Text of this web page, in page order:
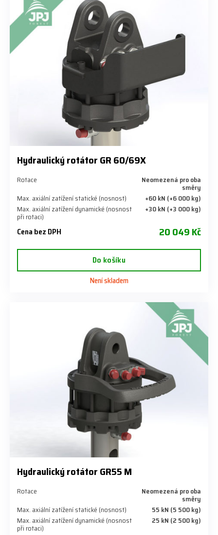
Hydraulický rotátor GR 60/69X
Rotace Neomezená pro oba
směry
Max. axiální zatížení statické (nosnost)
+60 kN (+6 000 kg)
Max. axiální zatížení dynamické (nosnost
při rotaci)
+30 kN (+3 000 kg)
Cena bez DPH 20 049 Kč
Do košíku
Není skladem
Hydraulický rotátor GR55 M
Rotace Neomezená pro oba
směry
Max. axiální zatížení statické (nosnost)
55 kN (5 500 kg)
Max. axiální zatížení dynamické (nosnost
při rotaci)
25 kN (2 500 kg)